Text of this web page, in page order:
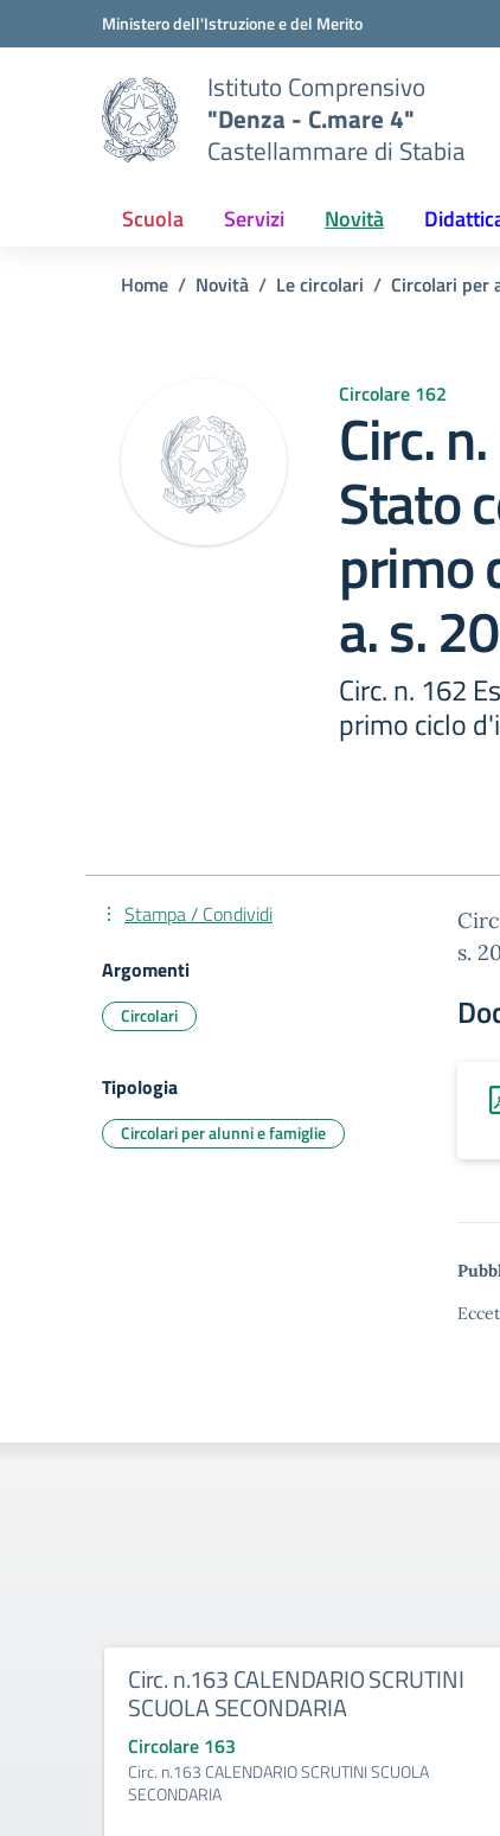
Vai ai contenuti
Vai al menu di navigazioneMinistero dell'Istruzione e del Merito
Istituto Comprensivo
"Denza - C.mare 4"
Castellammare di Stabia
Scuola Servizi Novità
Home Novità Le circolari Circolari per
Circolare 162
Circ.
Stato
primo
a. s.
Circ. n. 162
primo ciclo
s.
Stampa / Condividi
Argomenti
Circolari
Tipologia
Circolari per alunni e famiglie
Circ. n.163 CALENDARIO SCRUTINI
SCUOLA SECONDARIA
Circolare 163
Circ. n.163 CALENDARIO SCRUTINI SCUOLA
SECONDARIA